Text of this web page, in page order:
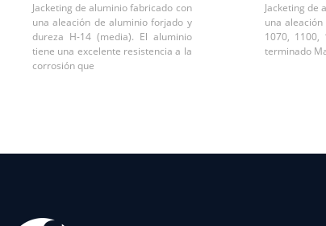
Jacketing de aluminio fabricado con
una aleación de aluminio forjado y
dureza H-14 (media). El aluminio
tiene una excelente resistencia a la
corrosión que
Jacketing de
una
1070, 1100,
terminado